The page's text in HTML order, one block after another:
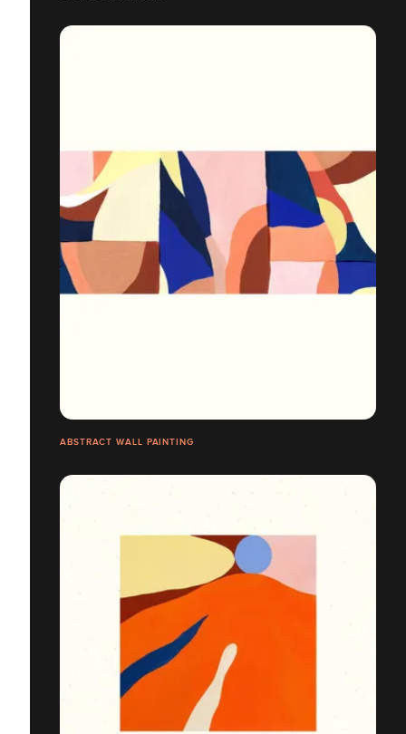
ABSTRACT WALL PAINTING